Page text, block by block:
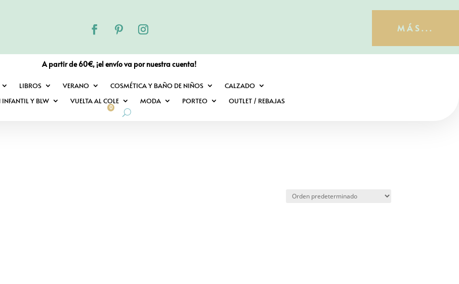
MÁS...
A partir de 60€, ¡el envío va por nuestra cuenta!
LIBROS VERANO COSMÉTICA Y BAÑO DE NIÑOS
CALZADO
Y BLW
VUELTA AL COLE MODA PORTEO OUTLET / REBAJAS
0